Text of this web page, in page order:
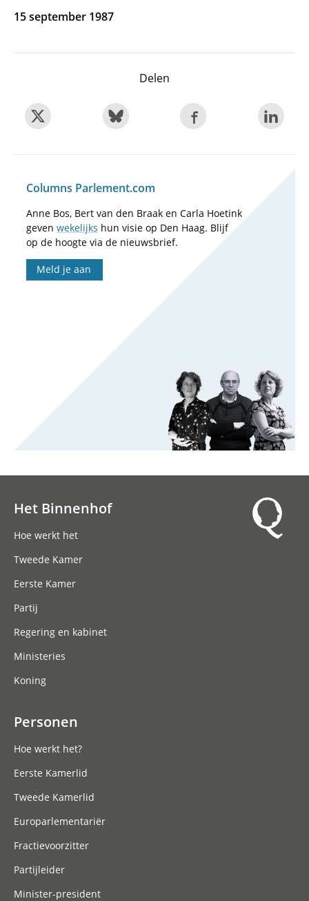
15 september 1987
Delen
Columns Parlement.com
Anne Bos, Bert van den Braak en Carla Hoetink
geven wekelijks hun visie op Den Haag. Blijf
op de hoogte via de nieuwsbrief.
Meld je aan
Het Binnenhof
Hoe werkt het
Tweede Kamer
Eerste Kamer
Partij
Regering en kabinet
Ministeries
Koning
Personen
Hoe werkt het?
Eerste Kamerlid
Tweede Kamerlid
Europarlementariër
Fractievoorzitter
Partijleider
Minister-president